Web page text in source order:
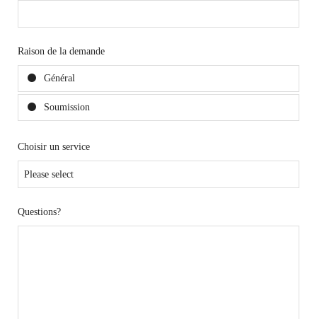
Raison de la demande
Général
Soumission
Choisir un service
Questions?